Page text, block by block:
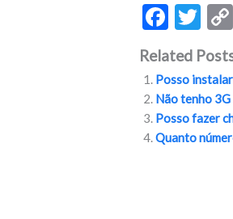
F
ac
e
b
o
o
T
w
itt
er
Related
Posso
Não tenho
Posso fazer
Quanto